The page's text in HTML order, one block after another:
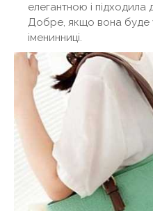
елегантною і
Добре, якщо вона буде
іменинниці.